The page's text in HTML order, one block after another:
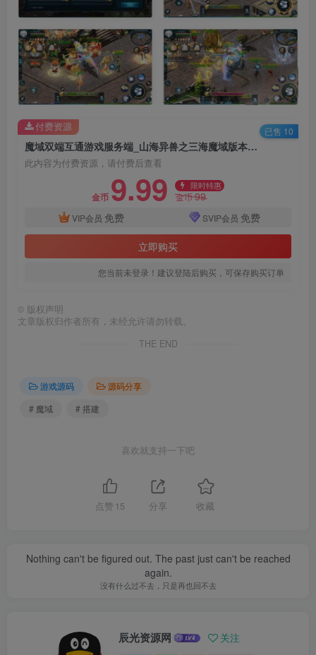
魔域双端互通游戏服务端_山海异兽之三海魔域版本_GM工具本地验证附视频搭建教程_Win学习手工端
此内容为付费资源，请付费后查看
金币 9.99 限时特惠
金币99
VIP会员 免费 SVIP会员 免费
立即购买
您当前未登录！建议登陆后购买，可保存购买订单
付费资源 已售 10
© 版权声明
文章版权归作者所有，未经允许请勿转载。
THE END
游戏源码
源码分享
# 魔域
# 搭建
喜欢就支持一下吧
点赞 15 分享 收藏
Nothing can't be figured out. The past just can't be reached
again.
没有什么过不去，只是再也回不去
辰光资源网 关注